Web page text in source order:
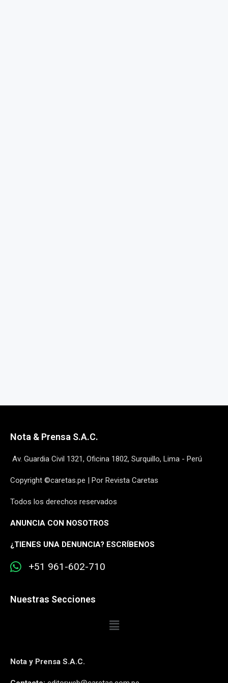
Nota & Prensa S.A.C.
Av. Guardia Civil 1321, Oficina 1802, Surquillo, Lima - Perú
Copyright ©caretas.pe | Por Revista Caretas
Todos los derechos reservados
ANUNCIA CON NOSOTROS
¿TIENES UNA DENUNCIA? ESCRÍBENOS
+51 961-602-710
Nuestras Secciones
Nota y Prensa S.A.C.